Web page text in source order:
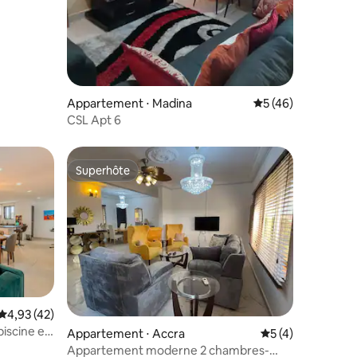
Appartement ⋅ Madina Évaluation
5 (46)
CSL Apt 6
moyenne sur la base de 42 commentaires : 4,93 sur 5
4,93 (42)
et
Superhôte
Superhôte
Appartement ⋅ Accra Évaluation
5 (4)
Appartement moderne 2 chambres-